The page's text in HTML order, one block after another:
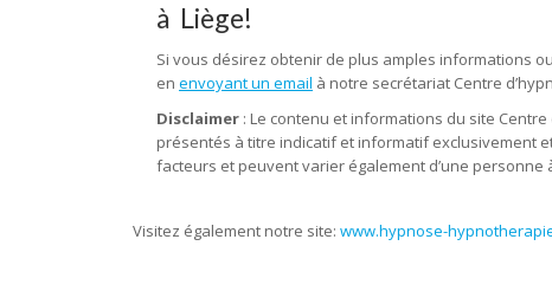
à Liège!
Si vous désirez obtenir de plus amples informations
en envoyant un email à notre secrétariat Centre
Disclaimer : Le contenu et informations du site
présentés à titre indicatif et informatif exclusivement
facteurs et peuvent varier également d’une personne
Visitez également notre site: www.hypnose-